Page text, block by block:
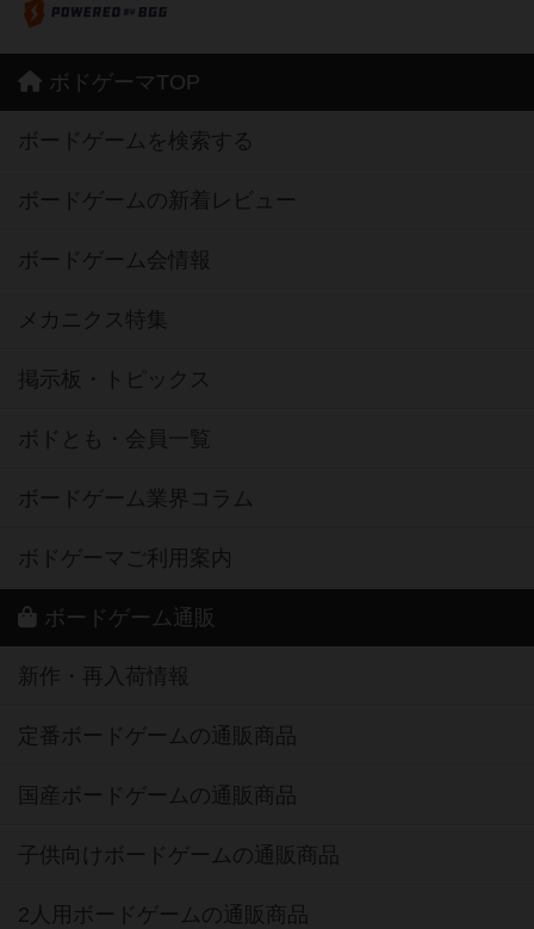
ボドゲーマTOP
ボードゲームを検索する
ボードゲームの新着レビュー
ボードゲーム会情報
メカニクス特集
掲示板・トピックス
ボドとも・会員一覧
ボードゲーム業界コラム
ボドゲーマご利用案内
ボードゲーム通販
新作・再入荷情報
定番ボードゲームの通販商品
国産ボードゲームの通販商品
子供向けボードゲームの通販商品
2人用ボードゲームの通販商品